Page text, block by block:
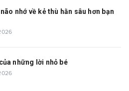
nhớ về kẻ thù hằn sâu hơn bạn
những lời nhỏ bé